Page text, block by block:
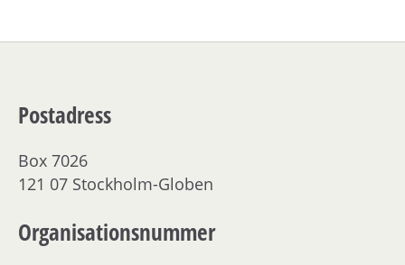
Postadress
Box 7026
121 07 Stockholm-Globen
Organisationsnummer